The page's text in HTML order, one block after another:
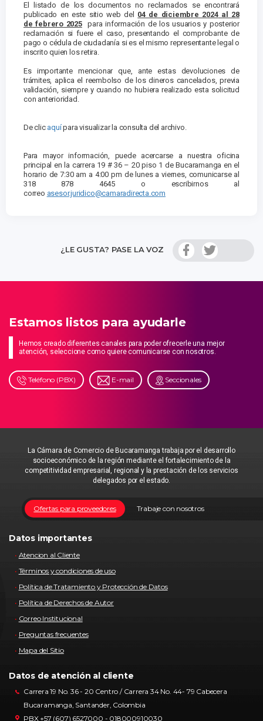
El listado de los documentos no reclamados se encontrará
publicado en este sitio web del 04 de diciembre 2024al 28
de febrero2025para información de los usuarios y posterior
reclamación si fuere el caso, presentando el comprobante de
pago o cédula de ciudadanía si es el mismo representante legal o
inscrito quien los retira.
Es importante mencionar que, ante estas devoluciones de
trámites, aplica el reembolso de los dineros cancelados, previa
validación, siempre y cuando no hubiera realizado esta solicitud
con anterioridad.
De clic aquípara visualizar la consulta del archivo.
Para mayor información, puede acercarse a nuestra oficina
principal en la carrera 19 # 36 – 20 piso 1 de Bucaramanga en el
horario de 7:30 am a 4:00 pm de lunes a viernes, comunicarse al
318 878 4645 o escribirnos al
correo asesor.juridico@camaradirecta.com
¿LE GUSTA? PASE LA VOZ
Estamos listos para ayudarle
Hemos creado diferentes canales para poder ofrecerle una mejor
atención, seleccione como quiere comunicarse con nosotros.
Teléfono (PBX) E-mail Seccionales
La Cámara de Comercio de Bucaramanga trabaja por el desarrollo
socioeconómico de la región mediante el fortalecimiento de la
competitividad empresarial, regional y la prestación de los servicios
delegados por el estado.
Trabaje con nosotros
Ofertas para proveedores
Datos importantes
Atencion al Cliente
Términos y condiciones de uso
Política de Tratamiento y Protección de Datos
Política de Derechos de Autor
Correo Institucional
Preguntas frecuentes
Mapa del Sitio
Datos de atención al cliente
Carrera 19 No. 36 - 20 Centro / Carrera 34 No. 44- 79 Cabecera
Bucaramanga, Santander, Colombia
PBX +57 (607) 6527000 - 018000910030